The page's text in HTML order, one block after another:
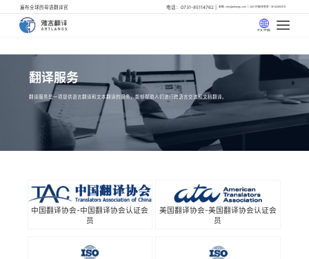
遍布全球的母语翻译官 电话：0731-85114762 邮箱: info@artlangs.com 24小时翻译管家: 18142666316
中文 (中国)
翻译服务
翻译服务是一项提供语言翻译和文本翻译的服务，能够帮助人们进行跨语言交流和文档翻译。
中国翻译协会-中国翻译协会认证会
员
美国翻译协会-美国翻译协会认证会
员